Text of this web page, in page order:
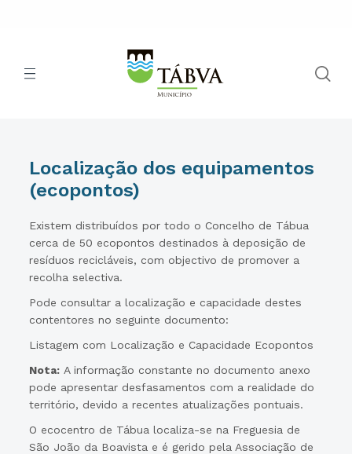
Localização dos equipamentos
(ecopontos)
Existem distribuídos por todo o Concelho de Tábua
cerca de 50 ecopontos destinados à deposição de
resíduos recicláveis, com objectivo de promover a
recolha selectiva.
Pode consultar a localização e capacidade destes
contentores no seguinte documento:
Listagem com Localização e Capacidade Ecopontos
Nota: A informação constante no documento anexo
pode apresentar desfasamentos com a realidade do
território, devido a recentes atualizações pontuais.
O ecocentro de Tábua localiza-se na Freguesia de
São João da Boavista e é gerido pela Associação de